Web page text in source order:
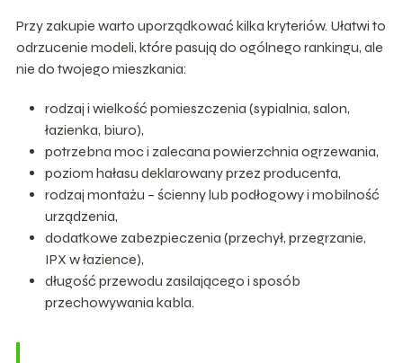
Przy zakupie warto uporządkować kilka kryteriów. Ułatwi to
odrzucenie modeli, które pasują do ogólnego rankingu, ale
nie do twojego mieszkania:
rodzaj i wielkość pomieszczenia (sypialnia, salon,
łazienka, biuro),
potrzebna moc i zalecana powierzchnia ogrzewania,
poziom hałasu deklarowany przez producenta,
rodzaj montażu – ścienny lub podłogowy i mobilność
urządzenia,
dodatkowe zabezpieczenia (przechył, przegrzanie,
IPX w łazience),
długość przewodu zasilającego i sposób
przechowywania kabla.